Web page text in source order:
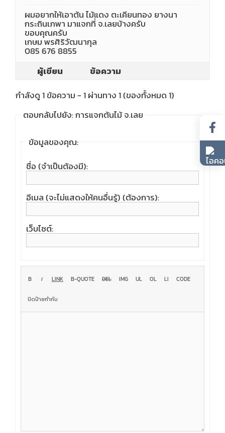
ผมอยากให้เอาต้น ไม้แดง ตะเคียนทอง ยางนา
กระถินเภพา มาแจกที่ จ.เลยบ้างครับ
ขอบคุณครับ
เกษม พรศิริวัฒนากุล
085 676 8855
ผู้เขียน
ข้อความ
กำลังดู 1 ข้อความ - 1 ผ่านทาง 1 (ของทั้งหมด 1)
ตอบกลับไปยัง: การแจกต้นไม้ จ.เลย
ข้อมูลของคุณ:
ชื่อ (จำเป็นต้องมี):
อีเมล (จะไม่แสดงให้คนอื่นรู้) (ต้องการ):
เว็บไซต์: